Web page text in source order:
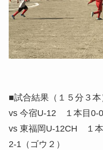
■試合結果（１５分３本
vs 今宿U-12 １本目0-
vs 東福岡U-12CH １本
2-1（ゴウ２）